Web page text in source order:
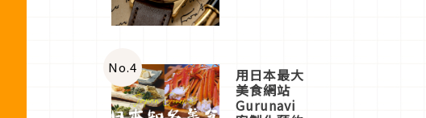
No.4 用日本最大
美食網站
Gurunavi